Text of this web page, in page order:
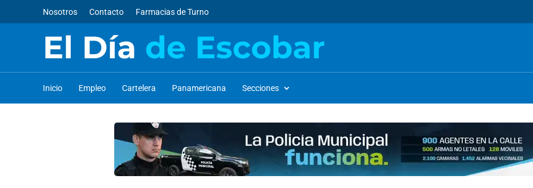
Nosotros Contacto Farmacias de Turno
El Día de Escobar
Inicio Empleo Cartelera Panamericana Secciones